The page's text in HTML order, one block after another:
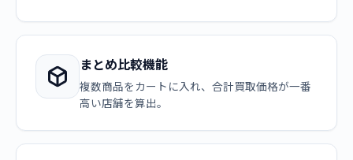
まとめ比較機能
複数商品をカートに入れ、合計買取価格が一番
高い店舗を算出。